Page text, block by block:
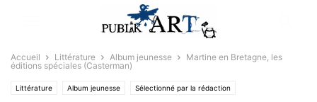
Accueil Littérature Album jeunesse
Martine en Bretagne, les
éditions spéciales (Casterman)
Littérature Album jeunesse Sélectionné par la rédaction